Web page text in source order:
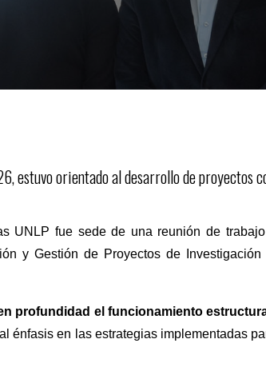
estuvo orientado al desarrollo de proyectos
UNLP fue sede de una reunión de
y Gestión de Proyectos de
profundidad el funcionamiento
énfasis en las estrategias implementadas